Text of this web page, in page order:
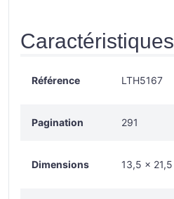
Caractéristiques
Référence LTH5167
Pagination 291
Dimensions 13,5 x 21,5